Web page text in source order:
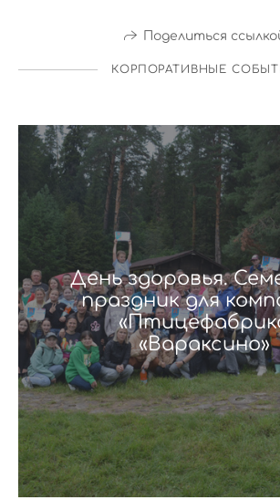
Поделиться
КОРПОРАТИВНЫЕ
День здоровья.
праздник для
«Вараксино»